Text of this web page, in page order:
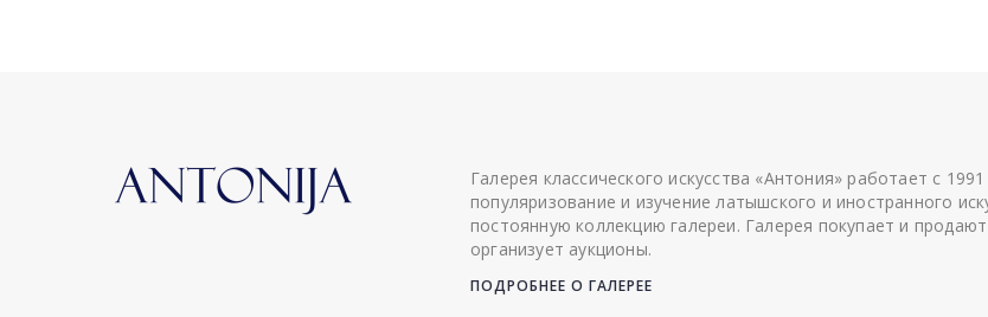
Галерея классического искусства «Антония» работает с
популяризование и изучение латышского и иностранного
постоянную коллекцию галереи. Галерея покупает и
организует аукционы.
ПОДРОБНЕЕ О ГАЛЕРЕЕ